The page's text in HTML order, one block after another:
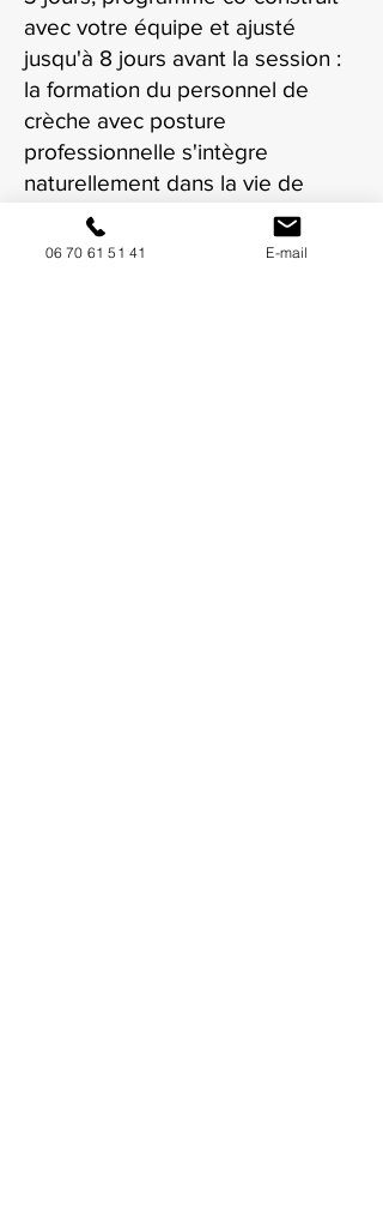
avec votre équipe et ajusté
jusqu'à 8 jours avant la session :
la formation du personnel de
crèche avec posture
professionnelle s'intègre
naturellement dans la vie de
votre crèche à Roanne.
06 70 61 51 41 E-mail